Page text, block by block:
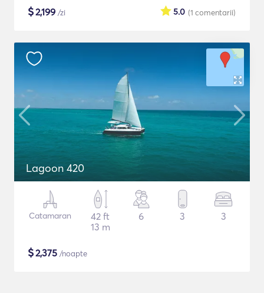
$2,199 /zi (1 comentarii)
5.0
Lagoon 420
Catamaran
42 ft
13 m
6 3 3
$2,375 /noapte